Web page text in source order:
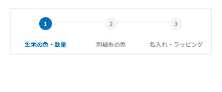
生地の色・数量 刺繍糸の色 名入れ・ラッピング